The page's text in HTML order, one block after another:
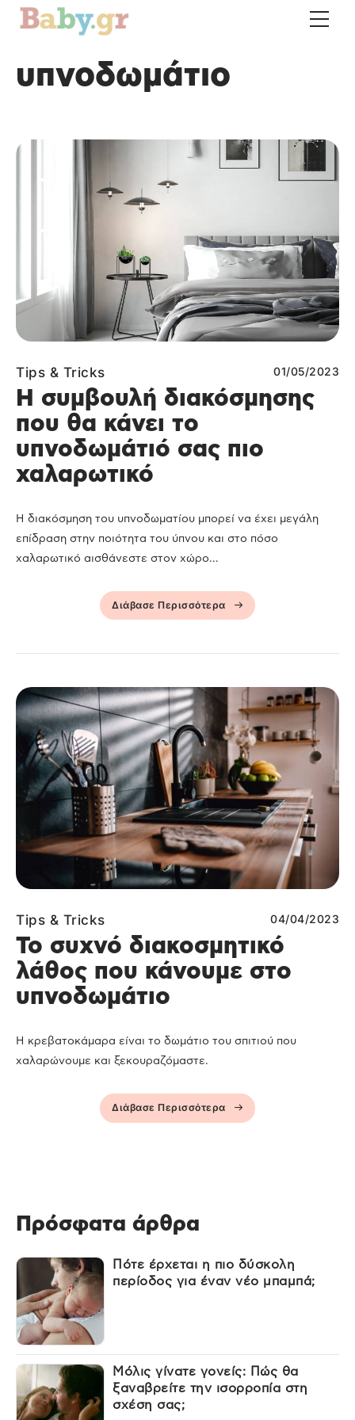
υπνοδωμάτιο
Tips & Tricks 01/05/2023
Η συμβουλή διακόσμησης
που θα κάνει το
υπνοδωμάτιό σας πιο
χαλαρωτικό
Η διακόσμηση του υπνοδωματίου μπορεί να έχει μεγάλη
επίδραση στην ποιότητα του ύπνου και στο πόσο
χαλαρωτικό αισθάνεστε στον χώρο...
Διάβασε Περισσότερα
Tips & Tricks 04/04/2023
Το συχνό διακοσμητικό
λάθος που κάνουμε στο
υπνοδωμάτιο
Η κρεβατοκάμαρα είναι το δωμάτιο του σπιτιού που
χαλαρώνουμε και ξεκουραζόμαστε.
Διάβασε Περισσότερα
Πρόσφατα άρθρα
Πότε έρχεται η πιο δύσκολη
περίοδος για έναν νέο μπαμπά;
Μόλις γίνατε γονείς: Πώς θα
ξαναβρείτε την ισορροπία στη
σχέση σας;